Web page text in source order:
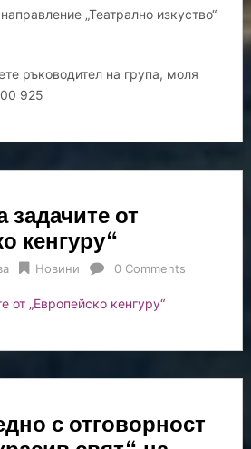
„Театрално изкуство“
ръководител на група, моля
925
от
кенгуру“
Новини 0 Comments
от „Европейско кенгуру“
с отговорност